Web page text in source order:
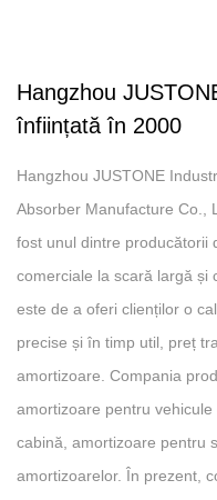
Hangzhou
înființată în 2000
Hangzhou JUSTONE
Absorber Manufacture Co.,
fost unul dintre producătorii
comerciale la scară largă și
este de a oferi clienților o
precise și în timp util, preț
amortizoare. Compania
amortizoare pentru
cabină, amortizoare pentru
amortizoarelor. În prezent,